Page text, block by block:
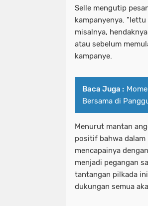
Selle mengutip
kampanyenya.
misalnya,
atau sebelum
kampanye.
Baca Juga :
Bersama di
Menurut mantan
positif bahwa dalam
mencapainya
menjadi pegangan
tantangan pilkada
dukungan semua